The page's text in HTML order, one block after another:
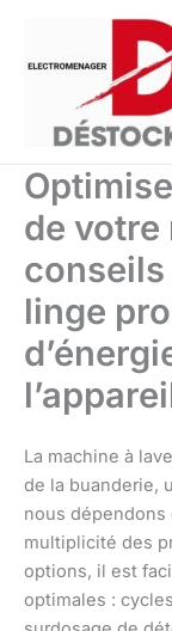
contenu
de votre
conseils
linge
La machine à
de la buanderie,
nous dépendons
multiplicité des
options, il est
optimales :